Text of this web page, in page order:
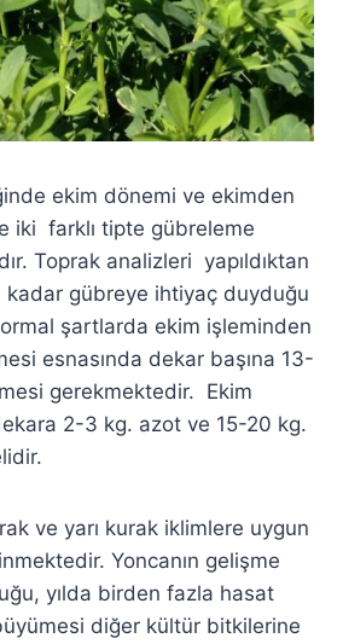
ekim dönemi ve ekimden
iki farklı tipte gübreleme
Toprak analizleri yapıldıktan
kadar gübreye ihtiyaç duyduğu
şartlarda ekim işleminden
esnasında dekar başına 13-
gerekmektedir. Ekim
2-3 kg. azot ve 15-20 kg.
ve yarı kurak iklimlere uygun
Yoncanın gelişme
yılda birden fazla hasat
diğer kültür bitkilerine